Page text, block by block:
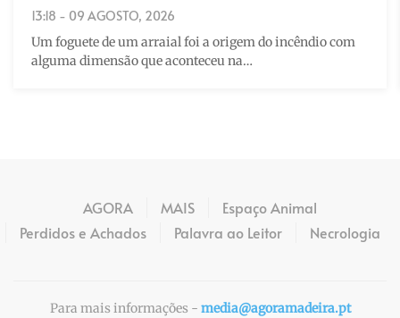
13:18 - 09 AGOSTO, 2026
Um foguete de um arraial foi a origem do incêndio com
alguma dimensão que aconteceu na…
AGORA MAIS
Espaço Animal
Perdidos e Achados
Palavra ao Leitor Necrologia
Para mais informações - media@agoramadeira.pt